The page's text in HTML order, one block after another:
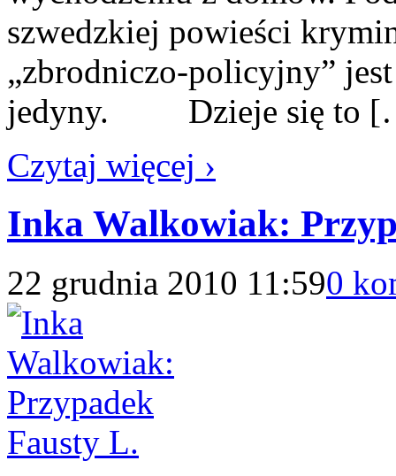
szwedzkiej powieści
„zbrodniczo-policyjny”
jedyny. Dzieje się to
Czytaj więcej ›
Inka Walkowiak:
22 grudnia 2010 11:590